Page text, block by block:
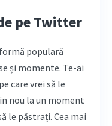
pe Twitter
populară
și momente. Te-ai
care vrei să le
nou la un moment
le păstrați. Cea mai